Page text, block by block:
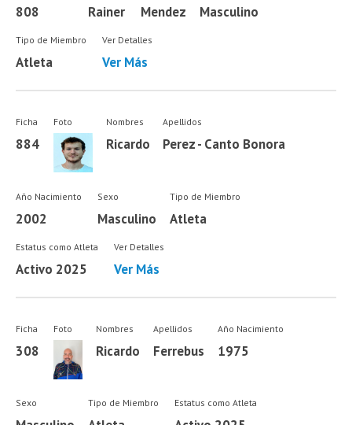
808 Rainer Mendez Masculino
Tipo de Miembro
Atleta
Ver Detalles
Ver Más
Ficha
884
Foto Nombres
Ricardo
Apellidos
Perez - Canto Bonora
Año Nacimiento
2002
Sexo
Masculino
Tipo de Miembro
Atleta
Estatus como Atleta
Activo 2025
Ver Detalles
Ver Más
Ficha
308
Foto Nombres
Ricardo
Apellidos
Ferrebus
Año Nacimiento
1975
Sexo Tipo de Miembro Estatus como Atleta